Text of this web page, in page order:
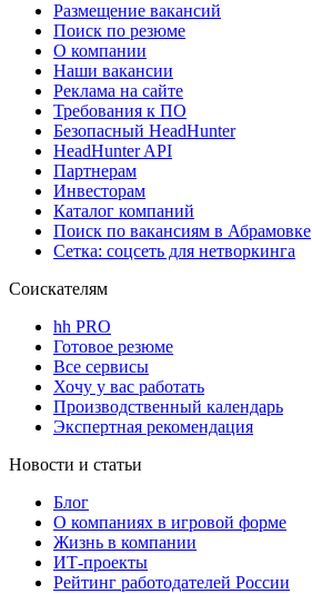
Размещение вакансий
Поиск по резюме
О компании
Наши вакансии
Реклама на сайте
Требования к ПО
Безопасный HeadHunter
HeadHunter API
Партнерам
Инвесторам
Каталог компаний
Поиск по вакансиям в Абрамовке
Сетка: соцсеть для нетворкинга
Соискателям
hh PRO
Готовое резюме
Все сервисы
Хочу у вас работать
Производственный календарь
Экспертная рекомендация
Новости и статьи
Блог
О компаниях в игровой форме
Жизнь в компании
ИТ-проекты
Рейтинг работодателей России